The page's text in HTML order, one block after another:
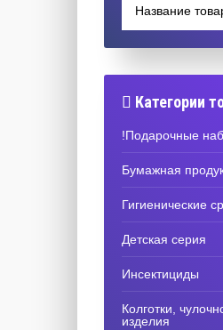
Категории
!Подарочные
Бумажная
Гигиенические
Детская серия
Инсектициды
Колготки,
изделия